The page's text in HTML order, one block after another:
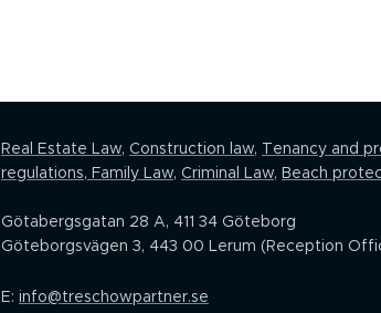
Real Estate Law, Construction law, Tenancy and
regulations, Family Law, Criminal Law, Beach
Götabergsgatan 28 A, 411 34 Göteborg
Göteborgsvägen 3, 443 00 Lerum (Reception
E: info@treschowpartner.se